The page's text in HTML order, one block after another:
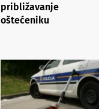
približavanje
oštećeniku